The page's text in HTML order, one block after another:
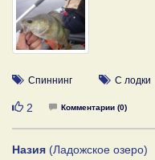
Спиннинг С лодки
Нравится
2 Комментарии (0)
Назия (Ладожское озеро)